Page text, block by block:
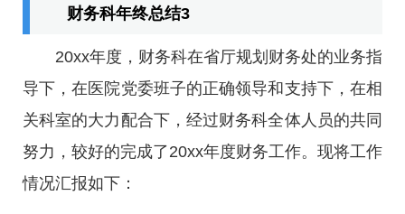
财务科年终总结3
20xx年度，财务科在省厅规划财务处的业务指
导下，在医院党委班子的正确领导和支持下，在相
关科室的大力配合下，经过财务科全体人员的共同
努力，较好的完成了20xx年度财务工作。现将工作
情况汇报如下：